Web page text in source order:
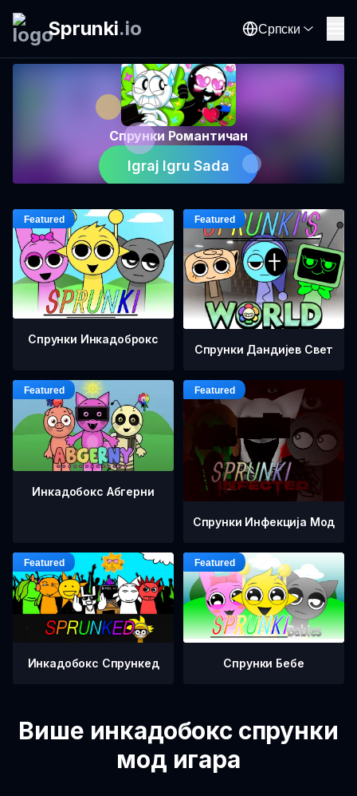
Sprunki.io Српски
Спрунки Романтичан
Igraj Igru Sada
Спрунки Инкадоброкс
Спрунки Дандијев Свет
Инкадобокс Абгерни
Спрунки Инфекција Мод
Инкадобокс Спрункед Спрунки Бебе
Више инкадобокс спрунки
мод игара